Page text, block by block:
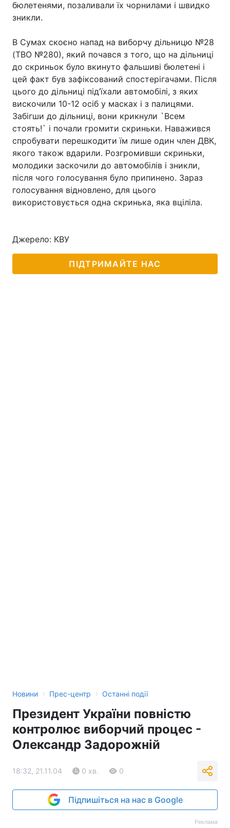
бюлетенями, позаливали їх чорнилами і швидко
зникли.
В Сумах скоєно напад на виборчу дільницю №28
(ТВО №280), який почався з того, що на дільниці
до скриньок було вкинуто фальшиві бюлетені і
цей факт був зафіксований спостерігачами. Після
цього до дільниці під’їхали автомобілі, з яких
вискочили 10-12 осіб у масках і з палицями.
Забігши до дільниці, вони крикнули `Всем
стоять!` і почали громити скриньки. Наважився
спробувати перешкодити їм лише один член ДВК,
якого також вдарили. Розгромивши скриньки,
молодики заскочили до автомобілів і зникли,
після чого голосування було припинено. Зараз
голосування відновлено, для цього
використовується одна скринька, яка вціліла.
Джерело: КВУ
ПІДТРИМАЙТЕ НАС
Новини › Прес-центр › Останні події
Президент України повністю
контролює виборчий процес -
Олександр Задорожній
18:32, 21.11.04 0 хв. 0
Підпишіться на нас в Google
Реклама